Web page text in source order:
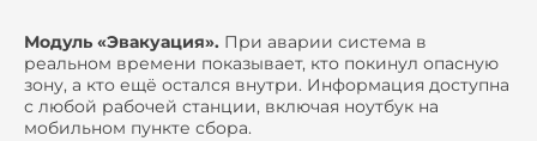
Модуль «Эвакуация». При аварии система в
реальном времени показывает, кто покинул опасную
зону, а кто ещё остался внутри. Информация доступна
с любой рабочей станции, включая ноутбук на
мобильном пункте сбора.